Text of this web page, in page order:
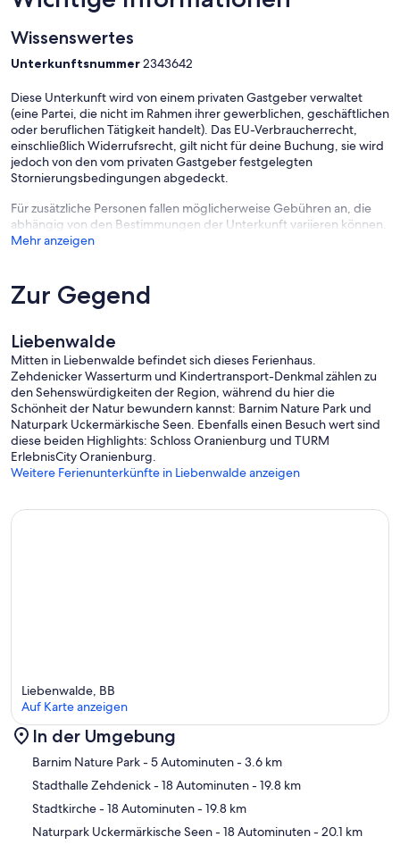
Wissenswertes
Unterkunftsnummer2343642
Diese Unterkunft wird von einem privaten Gastgeber verwaltet
(eine Partei, die nicht im Rahmen ihrer gewerblichen, geschäftlichen
oder beruflichen Tätigkeit handelt). Das EU-Verbraucherrecht,
einschließlich Widerrufsrecht, gilt nicht für deine Buchung, sie wird
jedoch von den vom privaten Gastgeber festgelegten
Stornierungsbedingungen abgedeckt.
Für zusätzliche Personen fallen möglicherweise Gebühren an, die
abhängig von den Bestimmungen der Unterkunft variieren können.
Mehr anzeigen
Zur Gegend
Liebenwalde
Mitten in Liebenwalde befindet sich dieses Ferienhaus.
Zehdenicker Wasserturm und Kindertransport-Denkmal zählen zu
den Sehenswürdigkeiten der Region, während du hier die
Schönheit der Natur bewundern kannst: Barnim Nature Park und
Naturpark Uckermärkische Seen. Ebenfalls einen Besuch wert sind
diese beiden Highlights: Schloss Oranienburg und TURM
ErlebnisCity Oranienburg.
Weitere Ferienunterkünfte in Liebenwalde anzeigen
Karte
Liebenwalde, BB
Auf Karte anzeigen
In der Umgebung
Barnim Nature Park- 5 Autominuten- 3.6 km
Stadthalle Zehdenick- 18 Autominuten- 19.8 km
Stadtkirche- 18 Autominuten- 19.8 km
Naturpark Uckermärkische Seen- 18 Autominuten- 20.1 km